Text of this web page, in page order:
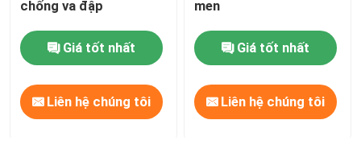
chống va đập
Giá tốt nhất
Liên hệ chúng tôi
men
Giá tốt nhất
Liên hệ chúng tôi